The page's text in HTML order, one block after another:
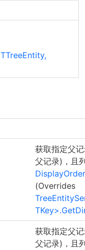
TTreeEntity,
获取指定父
父记录)，且
DisplayOrder
(Overrides
TKey>.
获取指定父
父记录)，且